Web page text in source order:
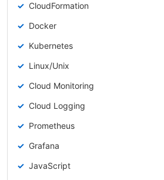
CloudFormation
Docker
Kubernetes
Linux/Unix
Cloud Monitoring
Cloud Logging
Prometheus
Grafana
JavaScript